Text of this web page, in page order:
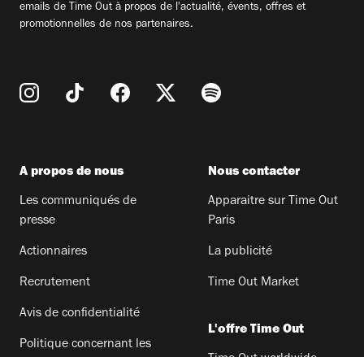
emails de Time Out à propos de l'actualité, évents, offres et
promotionnelles de nos partenaires.
A propos de nous
Les communiqués de
presse
Actionnaires
Recrutement
Avis de confidentialité
Politique concernant les
Nous contacter
Apparaitre sur Time Out
Paris
La publicité
Time Out Market
L'offre Time Out